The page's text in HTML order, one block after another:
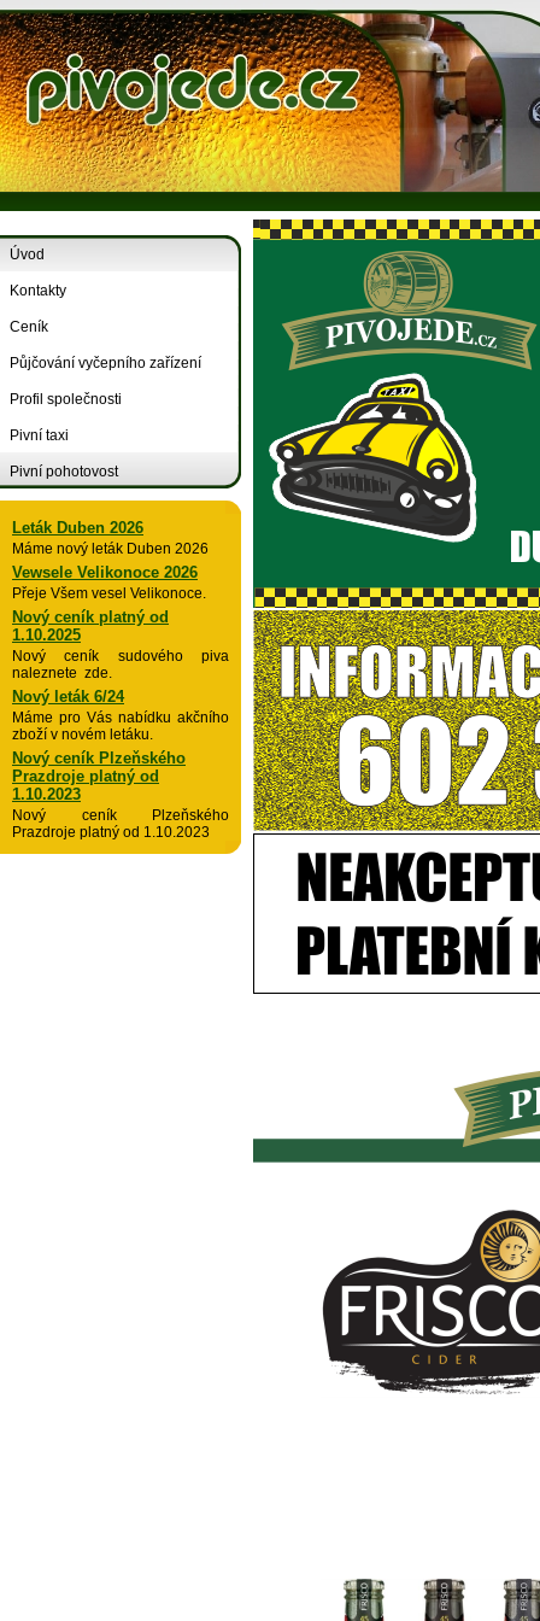
Úvod
Kontakty
Ceník
Půjčování vyčepního zařízení
Profil společnosti
Pivní taxi
Pivní pohotovost
Leták Duben 2026
Máme nový leták Duben 2026
Vewsele Velikonoce 2026
Přeje Všem vesel Velikonoce.
Nový ceník platný od
1.10.2025
Nový ceník sudového piva
naleznete zde.
Nový leták 6/24
Máme pro Vás nabídku akčního
zboží v novém letáku.
Nový ceník Plzeňského
Prazdroje platný od
1.10.2023
Nový ceník Plzeňského
Prazdroje platný od 1.10.2023